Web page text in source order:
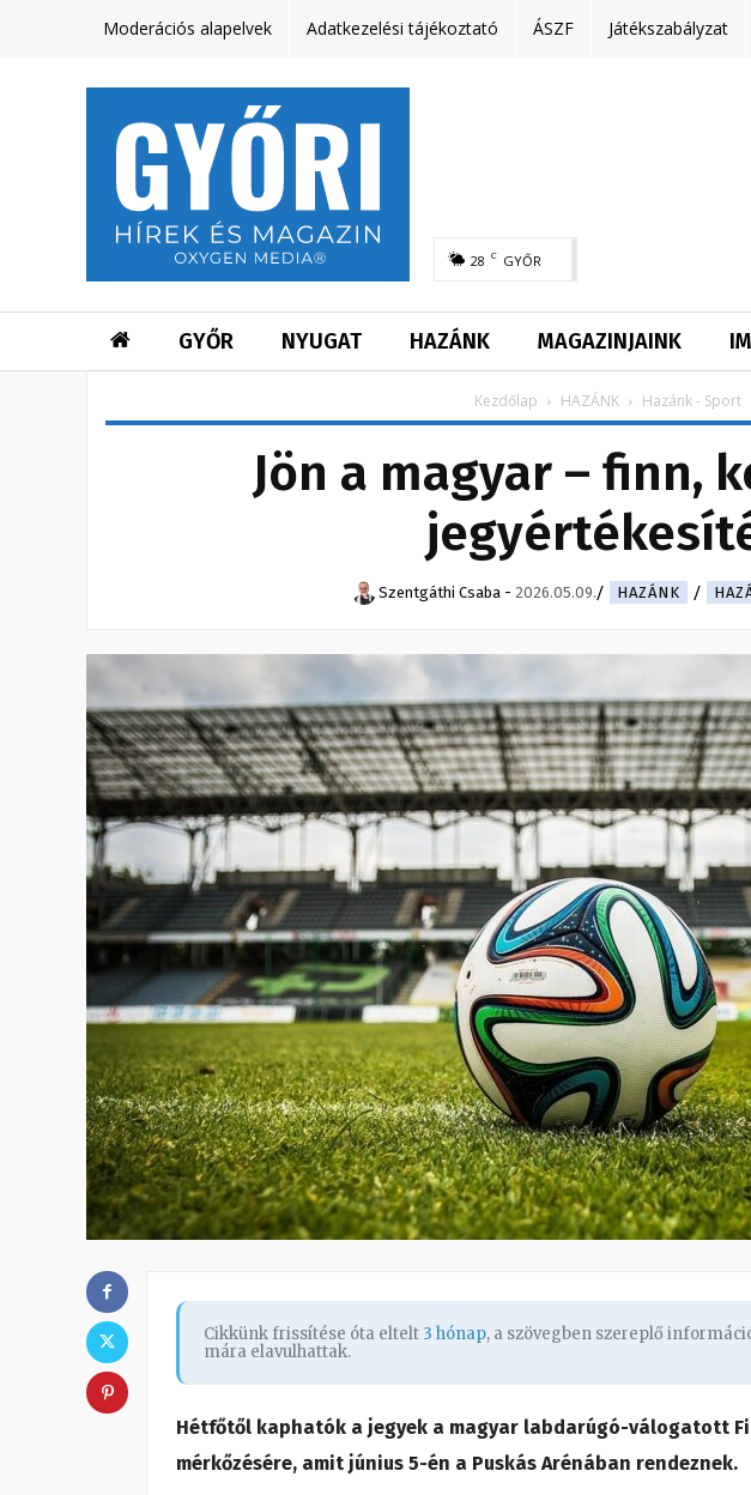
Moderációs alapelvek Adatkezelési tájékoztató ÁSZF Játékszabályzat
28 C GYŐR
GYŐR NYUGAT HAZÁNK MAGAZINJAINK
Kezdőlap HAZÁNK Hazánk - Sport
Jön a magyar – finn,
Szentgáthi Csaba - 2026.05.09. HAZÁNK
Cikkünk frissítése óta eltelt 3 hónap, a szövegben szereplő
mára elavulhattak.
Hétfőtől kaphatók a jegyek a magyar labdarúgó-válogatott
mérkőzésére, amit június 5-én a Puskás Arénában rendeznek.